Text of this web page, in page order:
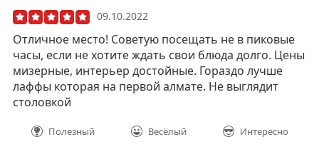
09.10.2022
Отличное место! Советую посещать не в пиковые
часы, если не хотите ждать свои блюда долго. Цены
мизерные, интерьер достойные. Гораздо лучше
лаффы которая на первой алмате. Не выглядит
столовкой
Полезный Весёлый Интересно